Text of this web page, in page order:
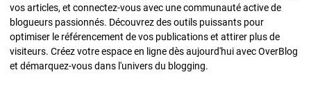
vos articles, et connectez-vous avec une communauté active de
blogueurs passionnés. Découvrez des outils puissants pour
optimiser le référencement de vos publications et attirer plus de
visiteurs. Créez votre espace en ligne dès aujourd'hui avec OverBlog
et démarquez-vous dans l'univers du blogging.